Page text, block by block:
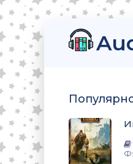
LitRPG